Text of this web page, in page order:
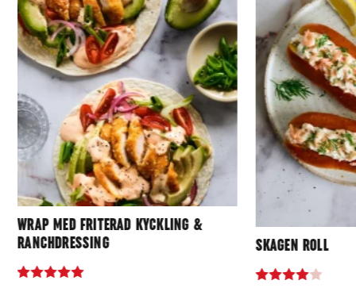
WRAP MED FRITERAD KYCKLING &
RANCHDRESSING
SKAGEN ROLL